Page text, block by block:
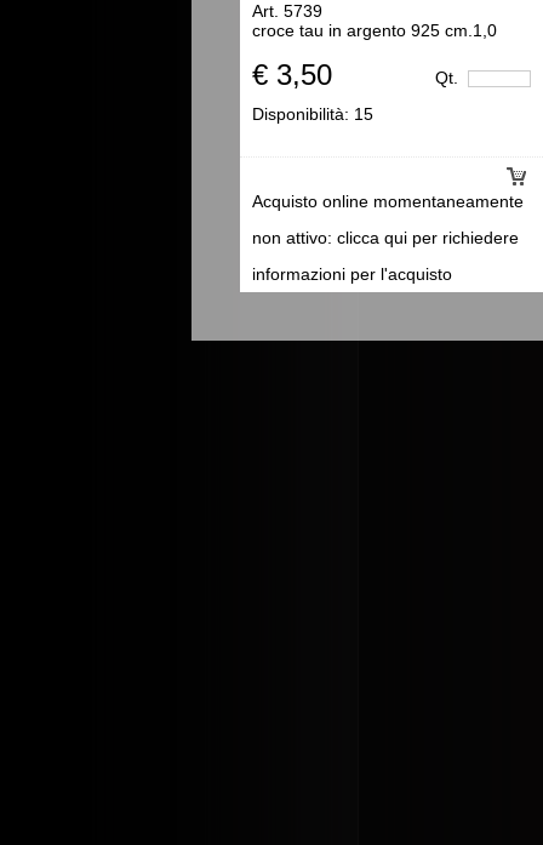
Art. 5739
croce tau in argento 925 cm.1,0
€ 3,50 Qt.
Acquisto online momentaneamente
non attivo: clicca qui per richiedere
informazioni per l'acquisto
Disponibilità: 15